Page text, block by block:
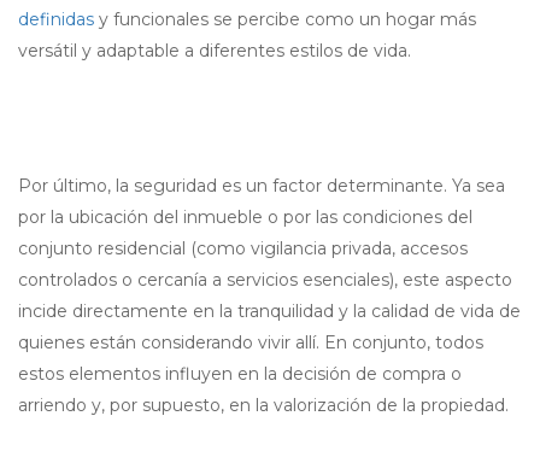
definidas y funcionales se percibe como un hogar más
versátil y adaptable a diferentes estilos de vida.
Por último, la seguridad es un factor determinante. Ya sea
por la ubicación del inmueble o por las condiciones del
conjunto residencial (como vigilancia privada, accesos
controlados o cercanía a servicios esenciales), este aspecto
incide directamente en la tranquilidad y la calidad de vida de
quienes están considerando vivir allí. En conjunto, todos
estos elementos influyen en la decisión de compra o
arriendo y, por supuesto, en la valorización de la propiedad.